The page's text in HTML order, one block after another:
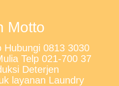
Motto
Hubungi 0813 3030
Telp 021-700 37
Deterjen
layanan Laundry